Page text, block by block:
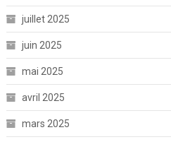
juillet 2025
juin 2025
mai 2025
avril 2025
mars 2025